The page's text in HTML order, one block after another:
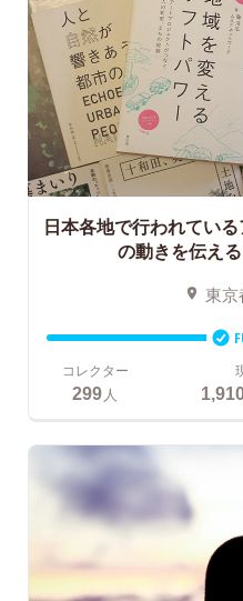
日本各地で行われてい
の動きを伝える
東京
コレクター
299人